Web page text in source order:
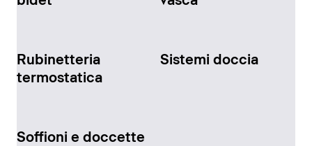
Rubinetteria
termostatica
Sistemi doccia
Soffioni e doccette